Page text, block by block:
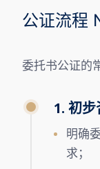
公证流程
委托书公证的
1. 初
明确
求；